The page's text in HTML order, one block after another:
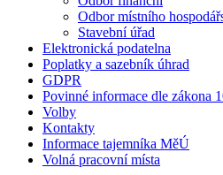
Odbor místního
Stavební úřad
Elektronická podatelna
Poplatky a sazebník úhrad
GDPR
Povinné informace dle zákona
Volby
Kontakty
Informace tajemníka MěÚ
Volná pracovní místa